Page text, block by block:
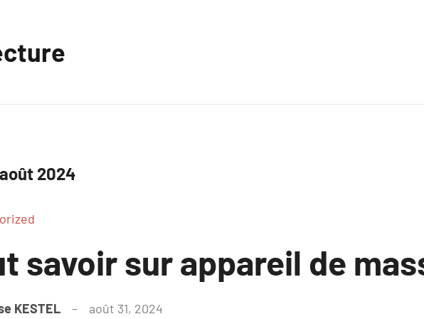
août 2024
savoir sur appareil de
KESTEL août 31, 2024